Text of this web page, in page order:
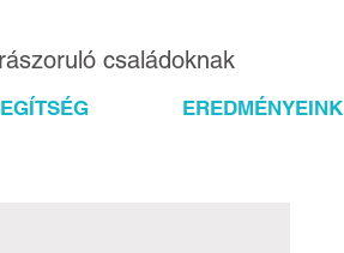
családoknak
EREDMÉNYEINK